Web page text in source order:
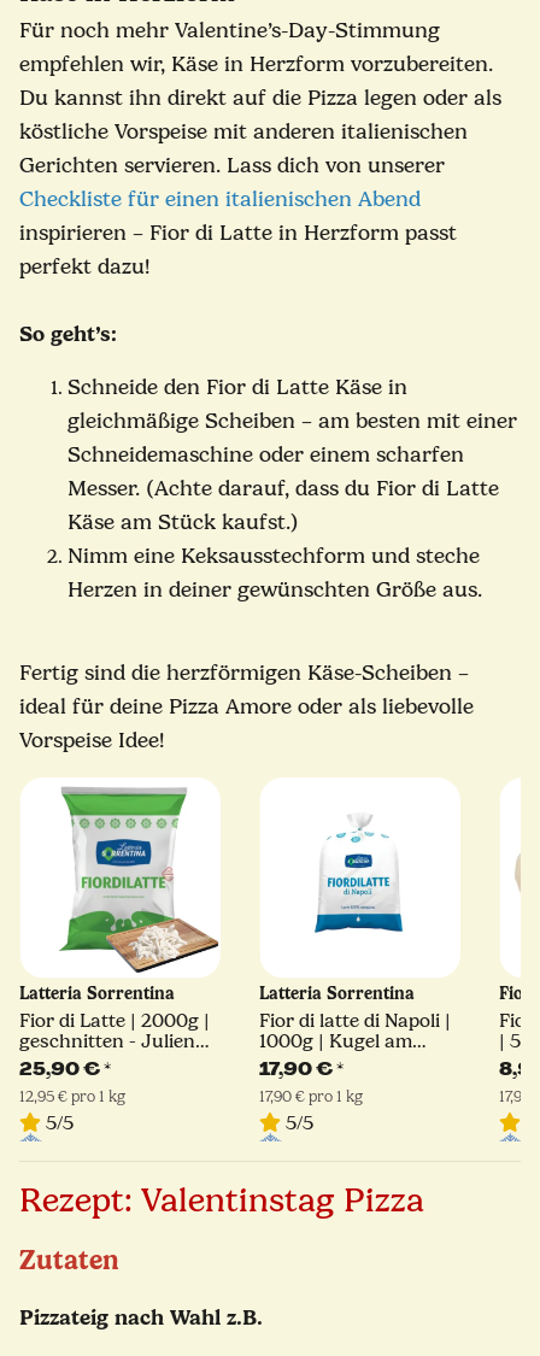
Für noch mehr Valentine’s-Day-Stimmung
empfehlen wir, Käse in Herzform vorzubereiten.
Du kannst ihn direkt auf die Pizza legen oder als
köstliche Vorspeise mit anderen italienischen
Gerichten servieren. Lass dich von unserer
Checkliste für einen italienischen Abend
inspirieren – Fior di Latte in Herzform passt
perfekt dazu!
So geht’s:
Schneide den Fior di Latte Käse in
gleichmäßige Scheiben – am besten mit einer
Schneidemaschine oder einem scharfen
Messer. (Achte darauf, dass du Fior di Latte
Käse am Stück kaufst.)
Nimm eine Keksausstechform und steche
Herzen in deiner gewünschten Größe aus.
Fertig sind die herzförmigen Käse-Scheiben –
ideal für deine Pizza Amore oder als liebevolle
Vorspeise Idee!
Latteria Sorrentina
Fior di Latte | 2000g |
geschnitten - Julienne
Schnitt | Latteria
Sorrentina
25,90 €*
12,95 € pro 1 kg
5/5
Latteria Sorrentina
Fior di latte di Napoli |
1000g | Kugel am
Stück | Latteria
Sorrentina
17,90 €*
17,90 € pro 1 kg
5/5
Fior
Fior
|
17,90
Rezept: Valentinstag Pizza
Zutaten
Pizzateig nach Wahl z.B.